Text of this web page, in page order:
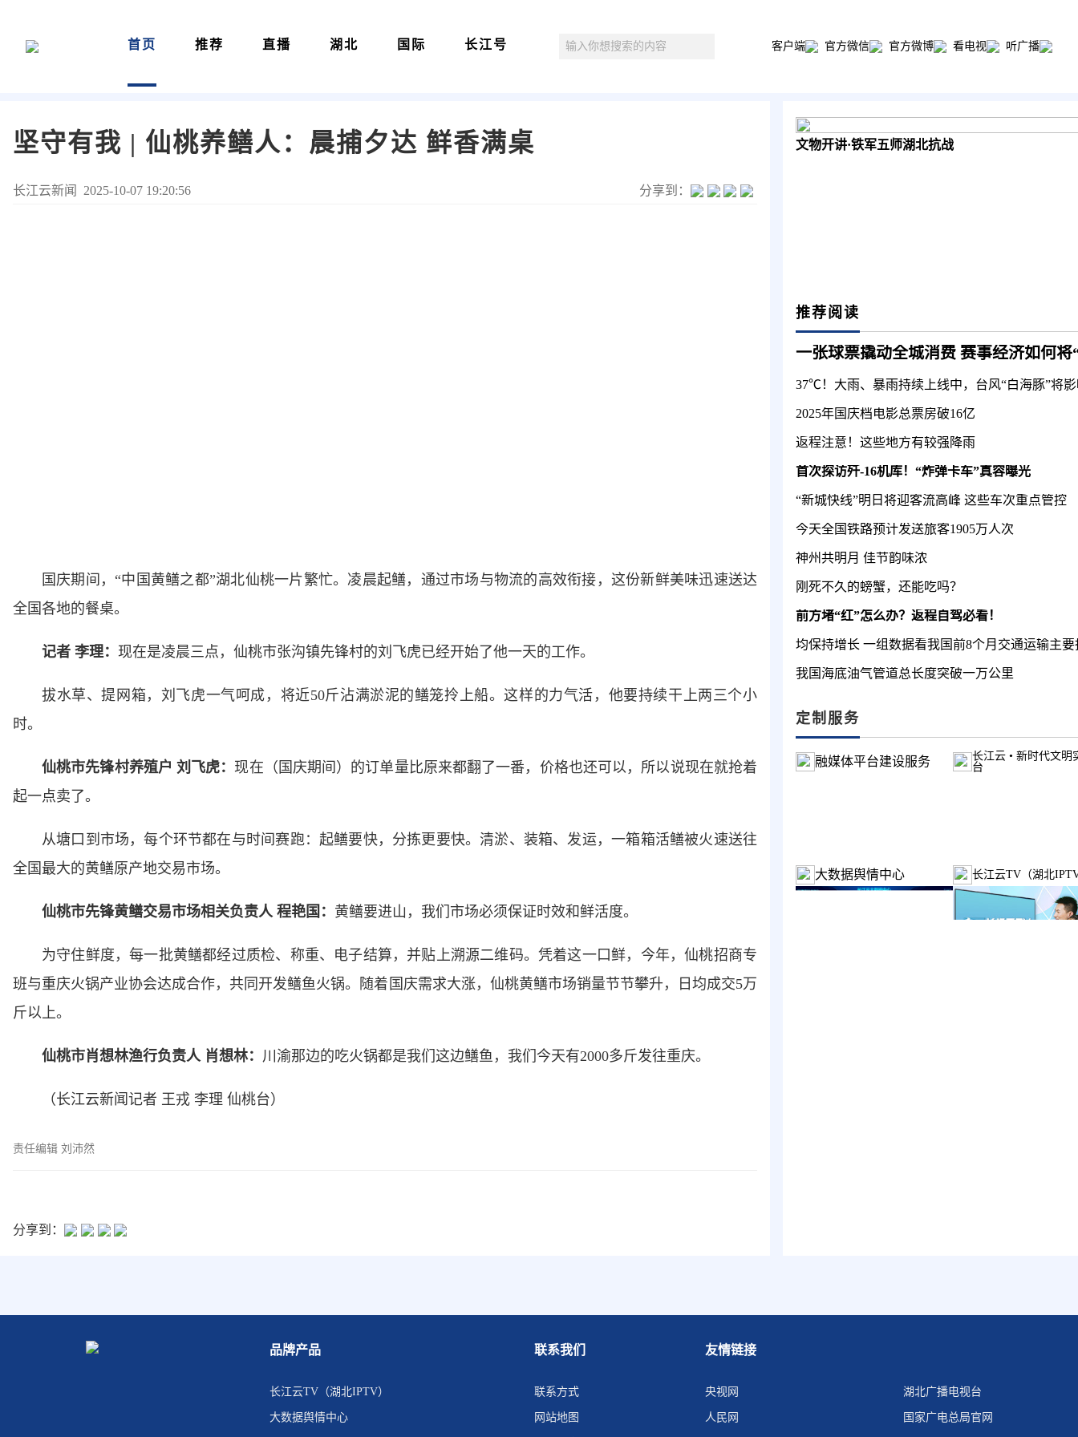
首页 推荐 直播 湖北 国际 长江号 客户端 官方微信 官方微博 看电视 听广播
坚守有我 | 仙桃养鳝人：晨捕夕达 鲜香满桌
长江云新闻 2025-10-07 19:20:56 分享到：
国庆期间，“中国黄鳝之都”湖北仙桃一片繁忙。凌晨起鳝，通过市场与物流的高效衔接，这份新鲜美味迅速送达
全国各地的餐桌。
记者 李理： 现在是凌晨三点，仙桃市张沟镇先锋村的刘飞虎已经开始了他一天的工作。
拔水草、提网箱，刘飞虎一气呵成，将近50斤沾满淤泥的鳝笼拎上船。这样的力气活，他要持续干上两三个小
时。
仙桃市先锋村养殖户 刘飞虎：现在 （国庆期间）的订单量比原来都翻了一番，价格也还可以，所以说现在就抢着
起一点卖了。
从塘口到市场，每个环节都在与时间赛跑：起鳝要快，分拣更要快。清淤、装箱、发运，一箱箱活鳝被火速送往
全国最大的黄鳝原产地交易市场。
仙桃市先锋黄鳝交易市场相关负责人 程艳国： 黄鳝要进山，我们市场必须保证时效和鲜活度。
为守住鲜度，每一批黄鳝都经过质检、称重、电子结算，并贴上溯源二维码。凭着这一口鲜，今年，仙桃招商专
班与重庆火锅产业协会达成合作，共同开发鳝鱼火锅。随着国庆需求大涨，仙桃黄鳝市场销量节节攀升，日均成交5万
斤以上。
仙桃市肖想林渔行负责人 肖想林： 川渝那边的吃火锅都是我们这边鳝鱼，我们今天有2000多斤发往重庆。
（长江云新闻记者 王戎 李理 仙桃台）
责任编辑 刘沛然
分享到：
文物开讲·铁军五师湖北抗战
推荐阅读
2025年国庆档电影总票房破16亿
返程注意！这些地方有较强降雨
首次探访歼-16机库！“炸弹卡车”真容曝光
“新城快线”明日将迎客流高峰 这些车次重点管控
今天全国铁路预计发送旅客1905万人次
神州共明月 佳节韵味浓
刚死不久的螃蟹，还能吃吗？
前方堵“红”怎么办？返程自驾必看！
均保持增长 一组数据看我国前8个月交通运输主要
我国海底油气管道总长度突破一万公里
定制服务
融媒体平台建设服务
长江云 • 新时代文明
台
大数据舆情中心 长江云TV（湖北
品牌产品
长江云TV（湖北IPTV）
大数据舆情中心
联系我们
联系方式
网站地图
友情链接
央视网
人民网
湖北广播电视台
国家广电总局官网